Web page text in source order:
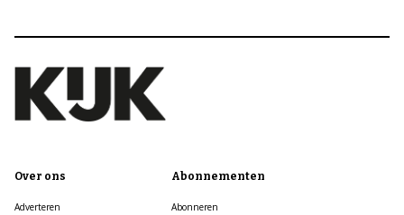
Over ons
Adverteren
Abonnementen
Abonneren